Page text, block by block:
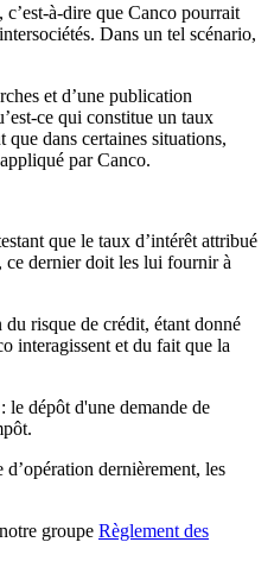
à-dire que Canco pourrait
Dans un tel scénario,
et d’une publication
ce qui constitue un taux
dans certaines situations,
par Canco.
que le taux d’intérêt attribué
ce dernier doit les lui fournir à
risque de crédit, étant donné
interagissent et du fait que la
le dépôt d'une demande de
dernièrement, les
groupe Règlement des